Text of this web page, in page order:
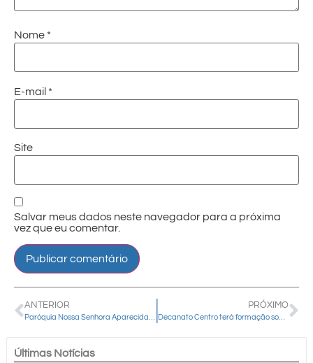
Nome *
E-mail *
Site
Salvar meus dados neste navegador para a próxima
vez que eu comentar.
ANTERIOR
Paróquia Nossa Senhora Aparecida de Altamira do Paraná celebra festa em honra à Padroeira
PRÓXIMO
Decanato Centro terá formação sobre Ecologia Integral neste final de semana
Últimas Notícias